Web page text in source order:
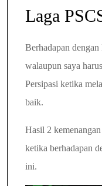
Laga
Berhadapan
walaupun saya
Persipasi ketika
baik.
Hasil 2
ketika berhadapan
ini.